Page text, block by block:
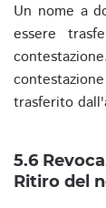
Un nome a
essere
trasferito
5.6
Ritiro del